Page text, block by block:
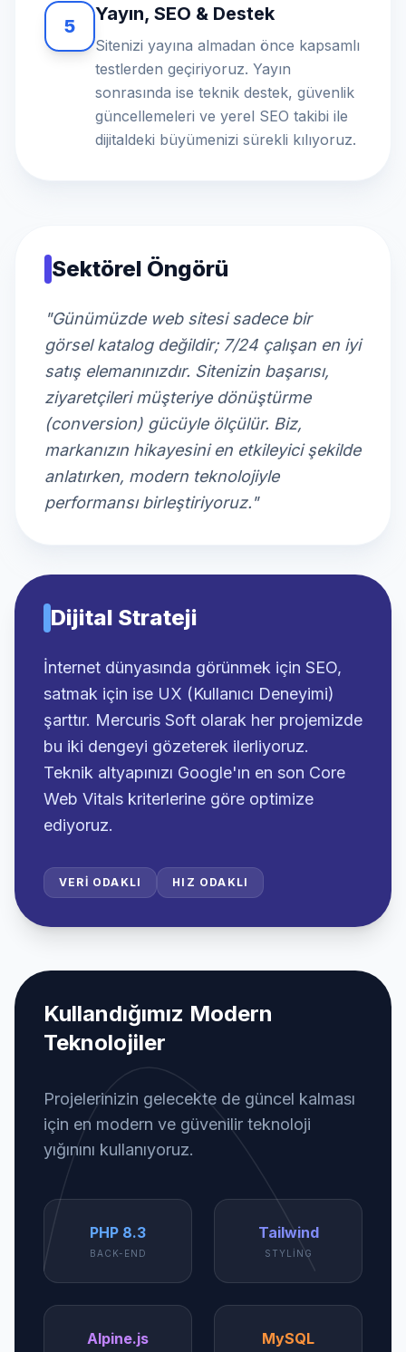
5
Yayın, SEO & Destek
Sitenizi yayına almadan önce kapsamlı
testlerden geçiriyoruz. Yayın
sonrasında ise teknik destek, güvenlik
güncellemeleri ve yerel SEO takibi ile
dijitaldeki büyümenizi sürekli kılıyoruz.
Sektörel Öngörü
"Günümüzde web sitesi sadece bir
görsel katalog değildir; 7/24 çalışan en iyi
satış elemanınızdır. Sitenizin başarısı,
ziyaretçileri müşteriye dönüştürme
(conversion) gücüyle ölçülür. Biz,
markanızın hikayesini en etkileyici şekilde
anlatırken, modern teknolojiyle
performansı birleştiriyoruz."
Dijital Strateji
İnternet dünyasında görünmek için SEO,
satmak için ise UX (Kullanıcı Deneyimi)
şarttır. Mercuris Soft olarak her projemizde
bu iki dengeyi gözeterek ilerliyoruz.
Teknik altyapınızı Google'ın en son Core
Web Vitals kriterlerine göre optimize
ediyoruz.
VERI ODAKLI HIZ ODAKLI
Kullandığımız Modern
Teknolojiler
Projelerinizin gelecekte de güncel kalması
için en modern ve güvenilir teknoloji
yığınını kullanıyoruz.
PHP 8.3
BACK-END
Tailwind
STYLING
Alpine.js MySQL